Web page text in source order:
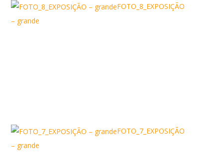
FOTO_8_EXPOSIÇÃO
– grande
FOTO_7_EXPOSIÇÃO
– grande